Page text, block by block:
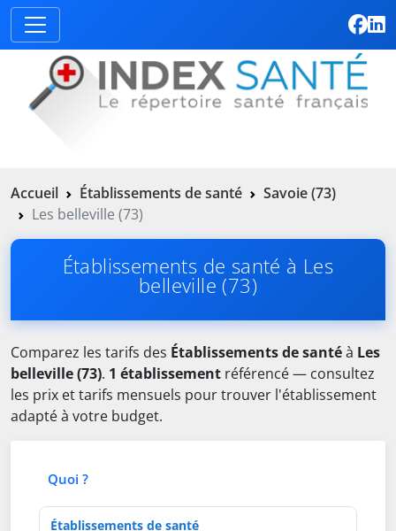
Accueil Établissements de santé
Savoie (73)
Les belleville (73)
Établissements de santé à Les
belleville (73)
Comparez les tarifs des Établissements de santéà Les
belleville (73). 1 établissement référencé — consultez
les prix et tarifs mensuels pour trouver l'établissement
adapté à votre budget.
Quoi ?
Type d'établissement